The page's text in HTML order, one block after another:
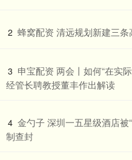
2 蜂窝配资 清远规划新建三条
3 申宝配资 两会丨如何“在实
经管长聘教授董丰作出解读
4 金勺子 深圳一五星级酒店被
制查封